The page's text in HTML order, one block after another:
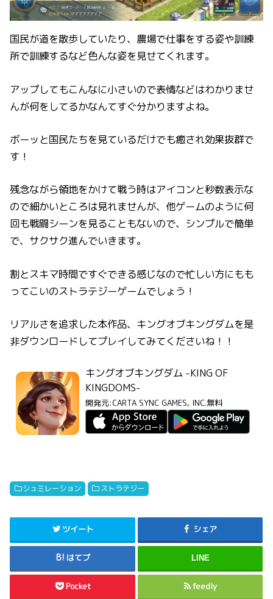
国民が道を散歩していたり、農場で仕事をする姿や訓練
所で訓練するなど色んな姿を見せてくれます。
アップしてもこんなに小さいので表情などはわかりませ
んが何をしてるかなんてすぐ分かりますよね。
ボーッと国民たちを見ているだけでも癒され効果抜群で
す！
残念ながら領地をかけて戦う時はアイコンと秒数表示な
ので細かいところは見れませんが、他ゲームのように何
回も戦闘シーンを見ることもないので、シンプルで簡単
で、サクサク進んでいきます。
割とスキマ時間ですぐできる感じなので忙しい方にもも
ってこいのストラテジーゲームでしょう！
リアルさを追求した本作品、キングオブキングダムを是
非ダウンロードしてプレイしてみてくださいね！！
キングオブキングダム -KING OF
KINGDOMS-
開発元:CARTA SYNC GAMES, INC.無料
シュミレーション ストラテジー
ツイート シェア
はてブ LINE
Pocket feedly